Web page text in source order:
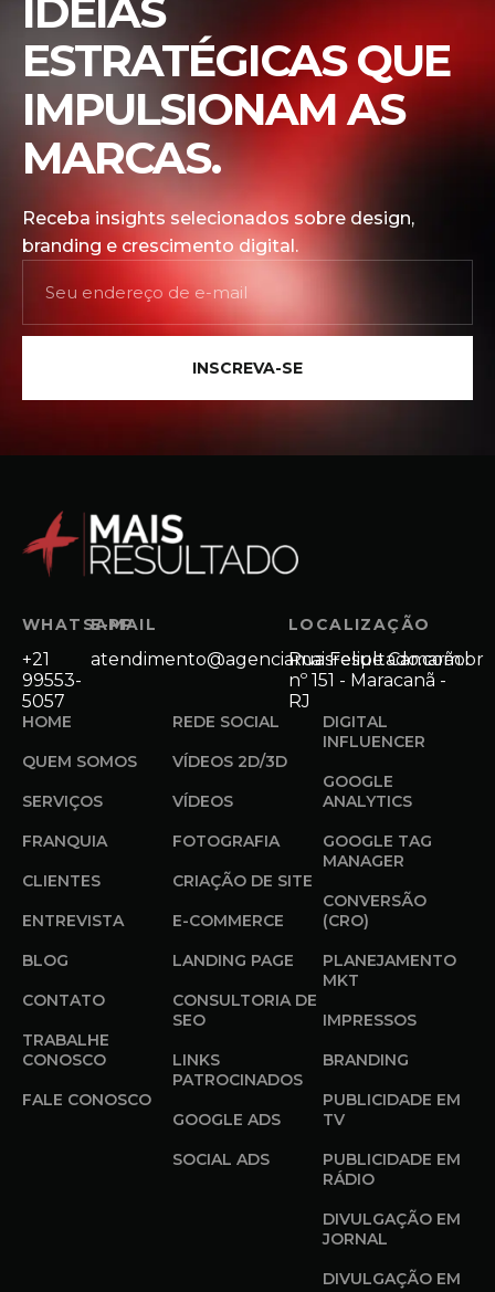
IDEIAS
ESTRATÉGICAS QUE
IMPULSIONAM AS
MARCAS.
Receba insights selecionados sobre design,
branding e crescimento digital.
INSCREVA-SE
WHATSAPP
+21
99553-
5057
E-MAIL
atendimento@agenciamaisresultado.com.br
LOCALIZAÇÃO
Rua Felipe Camarão
nº 151 - Maracanã -
RJ
HOME
QUEM SOMOS
SERVIÇOS
FRANQUIA
CLIENTES
ENTREVISTA
BLOG
CONTATO
TRABALHE
CONOSCO
FALE CONOSCO
REDE SOCIAL
VÍDEOS 2D/3D
VÍDEOS
FOTOGRAFIA
CRIAÇÃO DE SITE
E-COMMERCE
LANDING PAGE
CONSULTORIA DE
SEO
LINKS
PATROCINADOS
GOOGLE ADS
SOCIAL ADS
DIGITAL
INFLUENCER
GOOGLE
ANALYTICS
GOOGLE TAG
MANAGER
CONVERSÃO
(CRO)
PLANEJAMENTO
MKT
IMPRESSOS
BRANDING
PUBLICIDADE EM
TV
PUBLICIDADE EM
RÁDIO
DIVULGAÇÃO EM
JORNAL
DIVULGAÇÃO EM